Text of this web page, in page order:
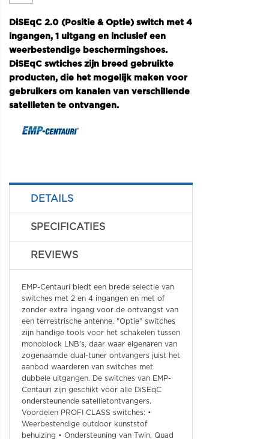
DiSEqC 2.0 (Positie & Optie) switch met 4
ingangen, 1 uitgang en inclusief een
weerbestendige beschermingshoes.
DiSEqC swtiches zijn breed gebruikte
producten, die het mogelijk maken voor
gebruikers om kanalen van verschillende
satellieten te ontvangen.
DETAILS
SPECIFICATIES
REVIEWS
EMP-Centauri biedt een brede selectie van
switches met 2 en 4 ingangen en met of
zonder extra ingang voor de ontvangst van
een terrestrische antenne. "Optie" switches
zijn handige tools voor het schakelen tussen
monoblock LNB's, daar waar eigenaren van
zogenaamde dual-tuner ontvangers juist het
aanbod waarderen van switches met
dubbele uitgangen. De switches van EMP-
Centauri zijn geschikt voor alle DiSEqC
ondersteunende satellietontvangers.
Voordelen PROFI CLASS switches: •
Weerbestendige outdoor kunststof
behuizing • Ondersteuning van Twin, Quad